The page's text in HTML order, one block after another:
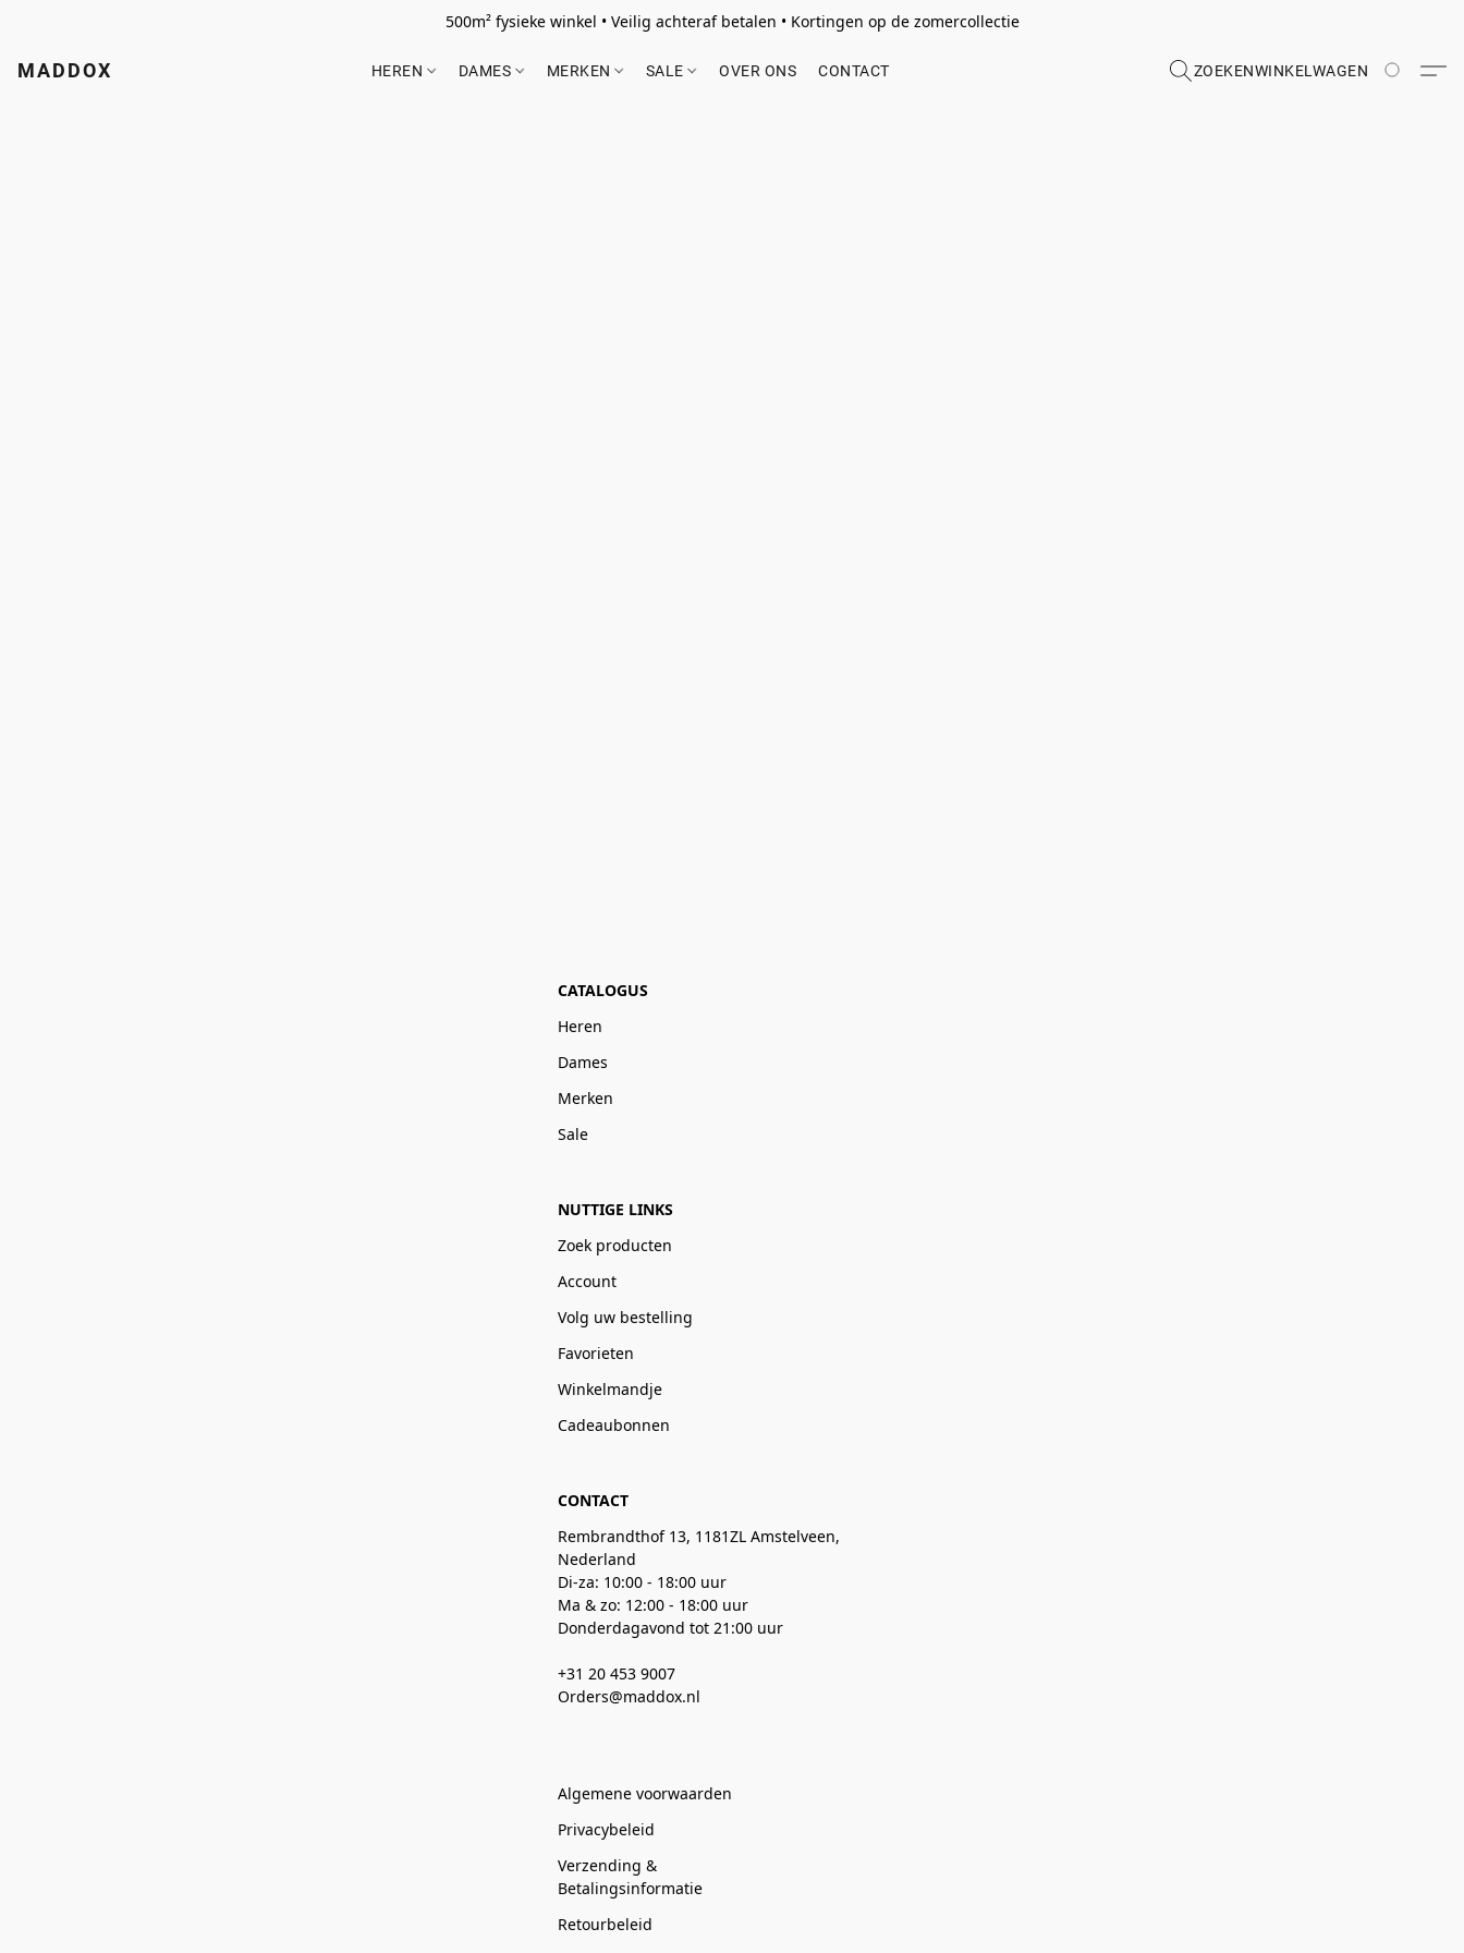
500m² fysieke winkel • Veilig achteraf betalen • Kortingen op de zomercollectie
MADDOX HEREN DAMES MERKEN SALE OVER ONS CONTACT ZOEKENWINKELWAGEN
CATALOGUS
Heren
Dames
Merken
Sale
NUTTIGE LINKS
Zoek producten
Account
Volg uw bestelling
Favorieten
Winkelmandje
Cadeaubonnen
CONTACT
Rembrandthof 13, 1181ZL Amstelveen,
Nederland
Di-za: 10:00 - 18:00 uur
Ma & zo: 12:00 - 18:00 uur
Donderdagavond tot 21:00 uur
+31 20 453 9007
Orders@maddox.nl
Algemene voorwaarden
Privacybeleid
Verzending &
Betalingsinformatie
Retourbeleid